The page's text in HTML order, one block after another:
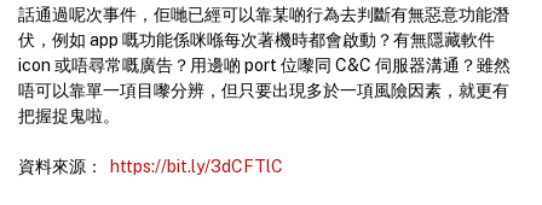
話通過呢次事件，佢哋已經可以靠某啲行為去判斷有無惡意功能潛
伏，例如 app 嘅功能係咪喺每次著機時都會啟動？有無隱藏軟件
icon 或唔尋常嘅廣告？用邊啲 port 位嚟同 C&C 伺服器溝通？雖然
唔可以靠單一項目嚟分辨，但只要出現多於一項風險因素，就更有
把握捉鬼啦。
資料來源： https://bit.ly/3dCFTlC